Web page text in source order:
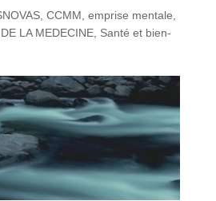
, CCMM emprise mentale
LA MEDECINE, Santé et bien-